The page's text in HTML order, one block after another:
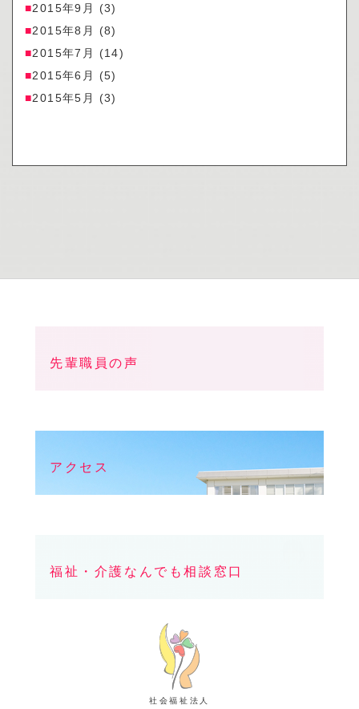
2015年9月
(3)
2015年8月
(8)
2015年7月
(14)
2015年6月
(5)
2015年5月
(3)
先輩職員の声
アクセス
福祉・介護なんでも相談窓口
社会福祉法人